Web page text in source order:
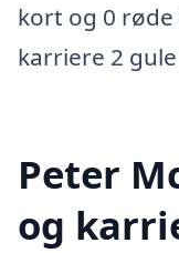
kort og 0
karriere 2
Peter
og